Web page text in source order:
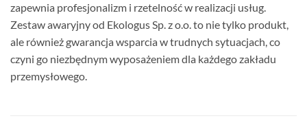
zapewnia profesjonalizm i rzetelność w realizacji usług.
Zestaw awaryjny od Ekologus Sp. z o.o. to nie tylko produkt,
ale również gwarancja wsparcia w trudnych sytuacjach, co
czyni go niezbędnym wyposażeniem dla każdego zakładu
przemysłowego.